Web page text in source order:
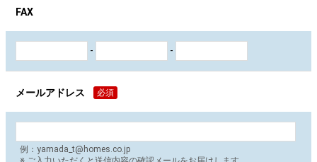
FAX
- -
メールアドレス 必須
例：yamada_t@homes.co.jp